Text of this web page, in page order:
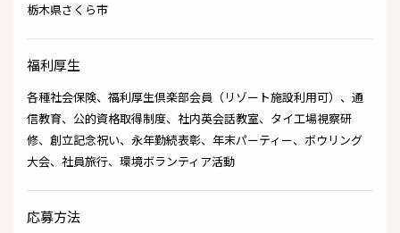
栃木県さくら市
福利厚生
各種社会保険、福利厚生倶楽部会員（リゾート施設利用可）、通
信教育、公的資格取得制度、社内英会話教室、タイ工場視察研
修、創立記念祝い、永年勤続表彰、年末パーティー、ボウリング
大会、社員旅行、環境ボランティア活動
応募方法